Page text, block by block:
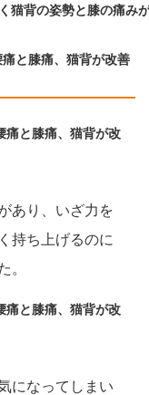
猫背の姿勢と膝の痛み
と膝痛、猫背が改善
と膝痛、猫背が改
あり、いざ力を
持ち上げるのに
。
と膝痛、猫背が改
になってしまい